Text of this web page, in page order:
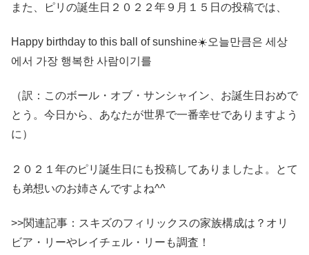
また、ピリの誕生日２０２２年９月１５日の投稿では、
Happy birthday to this ball of sunshine☀️오늘만큼은 세상
에서 가장 행복한 사람이기를
（訳：このボール・オブ・サンシャイン、お誕生日おめで
とう。今日から、あなたが世界で一番幸せでありますよう
に）
２０２１年のピリ誕生日にも投稿してありましたよ。とて
も弟想いのお姉さんですよね^^
>>関連記事：スキズのフィリックスの家族構成は？オリ
ビア・リーやレイチェル・リーも調査！